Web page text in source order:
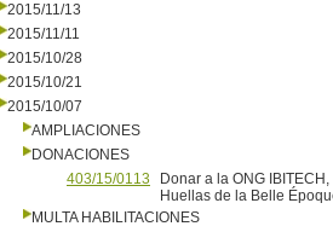
2015/11/13
2015/11/11
2015/10/28
2015/10/21
2015/10/07
AMPLIACIONES
DONACIONES
403/15/0113
Donar a la ONG
Huellas de la Belle
MULTA HABILITACIONES